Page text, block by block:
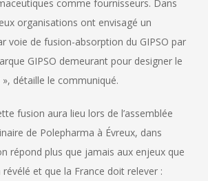
comme fournisseurs. Dans
organisations ont envisagé un
voie de fusion-absorption du GIPSO par
GIPSO demeurant pour designer le
détaille le communiqué.
fusion aura lieu lors de l’assemblée
de Polepharma à Évreux, dans
répond plus que jamais aux enjeux que
et que la France doit relever :